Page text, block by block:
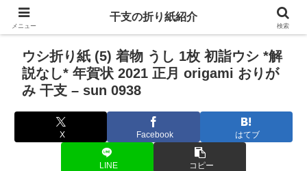
ウシ折り紙 (5) 着物 うし 1枚 初詣ウシ *解
説なし* 年賀状 2021 正月 origami おりが
み 干支 – sun 0938
X Facebook はてブ
LINE コピー
メニュー
干支の折り紙紹介
検索